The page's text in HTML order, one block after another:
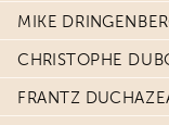
MIKE
CHRISTOPHE
FRANTZ